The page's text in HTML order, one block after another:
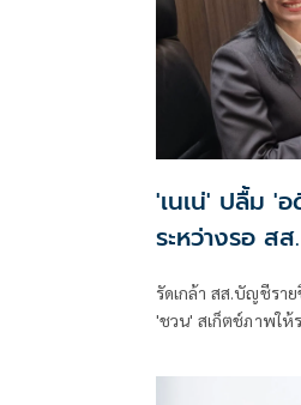
'เนเน่' ปลื้ม '
ระหว่างรอ ส
รัดเกล้า สส.บัญชีร
'ชวน' สเก็ตช์ภาพให้